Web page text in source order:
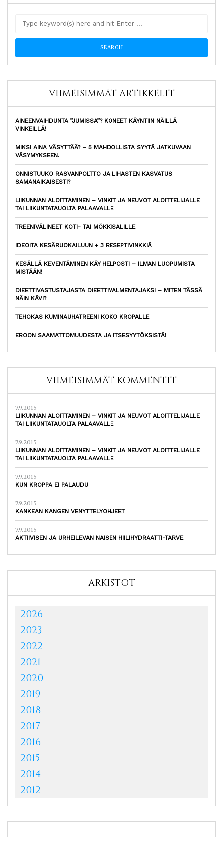
VIIMEISIMMÄT ARTIKKELIT
AINEENVAIHDUNTA ”JUMISSA”? KONEET KÄYNTIIN NÄILLÄ
VINKEILLÄ!
MIKSI AINA VÄSYTTÄÄ? – 5 MAHDOLLISTA SYYTÄ JATKUVAAN
VÄSYMYKSEEN.
ONNISTUUKO RASVANPOLTTO JA LIHASTEN KASVATUS
SAMANAIKAISESTI?
LIIKUNNAN ALOITTAMINEN – VINKIT JA NEUVOT ALOITTELIJALLE
TAI LIIKUNTATAUOLTA PALAAVALLE
TREENIVÄLINEET KOTI- TAI MÖKKISALILLE
IDEOITA KESÄRUOKAILUUN + 3 RESEPTIVINKKIÄ
KESÄLLÄ KEVENTÄMINEN KÄY HELPOSTI – ILMAN LUOPUMISTA
MISTÄÄN!
DIEETTIVASTUSTAJASTA DIEETTIVALMENTAJAKSI – MITEN TÄSSÄ
NÄIN KÄVI?
TEHOKAS KUMINAUHATREENI KOKO KROPALLE
EROON SAAMATTOMUUDESTA JA ITSESYYTÖKSISTÄ!
VIIMEISIMMÄT KOMMENTIT
7.9.2015
LIIKUNNAN ALOITTAMINEN – VINKIT JA NEUVOT ALOITTELIJALLE
TAI LIIKUNTATAUOLTA PALAAVALLE
7.9.2015
LIIKUNNAN ALOITTAMINEN – VINKIT JA NEUVOT ALOITTELIJALLE
TAI LIIKUNTATAUOLTA PALAAVALLE
7.9.2015
KUN KROPPA EI PALAUDU
7.9.2015
KANKEAN KANGEN VENYTTELYOHJEET
7.9.2015
AKTIIVISEN JA URHEILEVAN NAISEN HIILIHYDRAATTI-TARVE
ARKISTOT
2026
2023
2022
2021
2020
2019
2018
2017
2016
2015
2014
2012